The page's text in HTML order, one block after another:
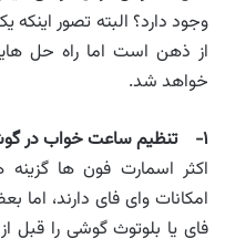
وجود دارد؟ البته تصور اینکه
از ذهن است اما راه حل
خواهد شد.
۱- تنظیم ساعت خواب در گوشی
اکثر اسمارت فون ها گزینه
امکانات وای فای دارند،
فای یا بلوتوث گوشی را